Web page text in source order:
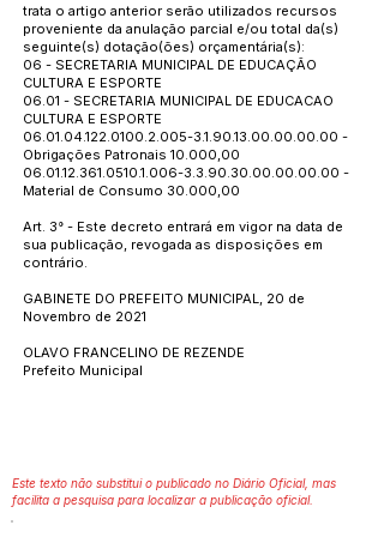
trata o artigo anterior serão utilizados recursos
proveniente da anulação parcial e/ou total da(s)
seguinte(s) dotação(ões) orçamentária(s):
06 - SECRETARIA MUNICIPAL DE EDUCAÇÃO
CULTURA E ESPORTE
06.01 - SECRETARIA MUNICIPAL DE EDUCACAO
CULTURA E ESPORTE
06.01.04.122.0100.2.005-3.1.90.13.00.00.00.00 -
Obrigações Patronais 10.000,00
06.01.12.361.0510.1.006-3.3.90.30.00.00.00.00 -
Material de Consumo 30.000,00
Art. 3° - Este decreto entrará em vigor na data de
sua publicação, revogada as disposições em
contrário.
GABINETE DO PREFEITO MUNICIPAL, 20 de
Novembro de 2021
OLAVO FRANCELINO DE REZENDE
Prefeito Municipal
Este texto não substitui o publicado no Diário Oficial, mas
facilita a pesquisa para localizar a publicação oficial.